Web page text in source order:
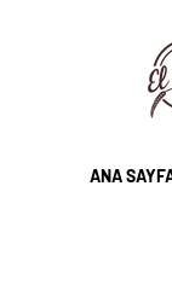
ANA